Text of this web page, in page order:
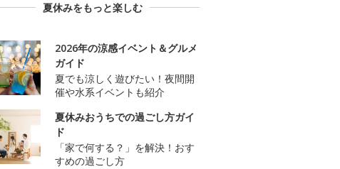
夏休みをもっと楽しむ
2026年の涼感イベント＆グルメ
ガイド
夏でも涼しく遊びたい！夜間開
催や水系イベントも紹介
夏休みおうちでの過ごし方ガイ
ド
「家で何する？」を解決！おす
すめの過ごし方